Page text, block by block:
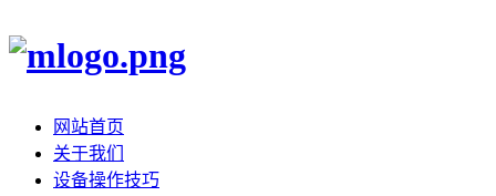
网站首页
关于我们
设备操作技巧